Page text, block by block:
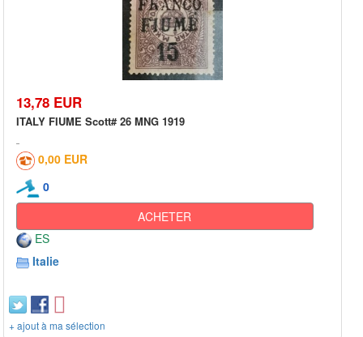
13,78 EUR
ITALY FIUME Scott# 26 MNG 1919
0,00 EUR
0
ACHETER
ES
Italie
+ ajout à ma sélection